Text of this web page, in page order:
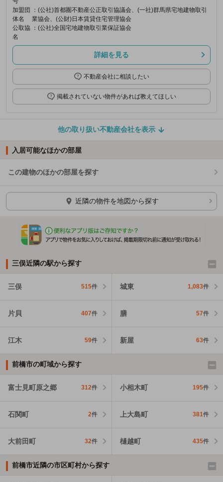
加盟団
体名
：(公社)首都圏不動産公正取引協議会、(一社)群馬県宅地建物取引
業協会、(公財)日本賃貸住宅管理協会
公取協
名
：(公社)全国宅地建物取引業保証協会
詳細を見る
不動産会社に相談したい
掲載されていない物件があれば教えてほしい
他の取り扱い不動産会社を表示
入居可能なほかの部屋
この建物のほかの部屋を探す
ほかの部屋を検索中…
近隣の物件を地図から探す
三俣近隣の駅から探す
三俣 515件 城東 1,083件
片貝 407件 膳 57件
江木 59件 新屋 63件
前橋市の町域から探す
富士見町原之郷 312件 小相木町 195件
石関町 2件 上大島町 381件
大前田町 32件 樋越町 435件
前橋市近隣の市区町村から探す